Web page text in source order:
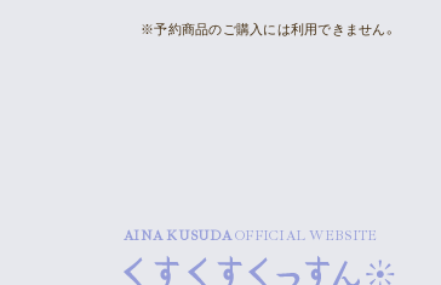
※予約商品のご購入には利用できません。
AINA KUSUDAOFFICIAL WEBSITE